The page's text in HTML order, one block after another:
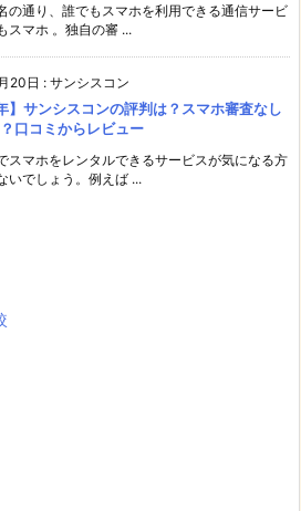
の通り、誰でもスマホを利用できる通信サービ
スマホ 。独自の審 ...
20日 : サンシスコン
】サンシスコンの評判は？スマホ審査なし
口コミからレビュー
スマホをレンタルできるサービスが気になる方
いでしょう。例えば ...